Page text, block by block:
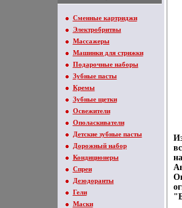
Сменные картриджи
Электробритвы
Массажеры
Машинки для стрижки
Подарочные наборы
Зубные пасты
Кремы
Зубные щетки
Освежители
Ополаскиватели
Детские зубные пасты
Дорожный набор
Кондиционеры
Спреи
Дезодоранты
Гели
Маски